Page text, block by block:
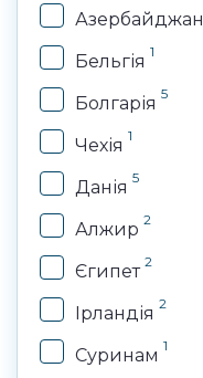
Азербайджан
Бельгія 1
Болгарія 5
Чехія 1
Данія 5
Алжир 2
Єгипет 2
Ірландія 2
Суринам 1